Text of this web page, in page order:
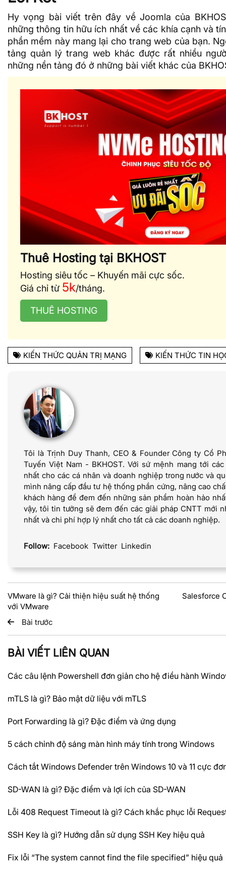
Hy vọng bài viết trên đây về Joomla của
những thông tin hữu ích nhất về các khía cạnh và
phần mềm này mang lại cho trang web của bạn.
tảng quản lý trang web khác được rất nhiều
những nền tảng đó ở những bài viết khác của
Thuê Hosting tại BKHOST
Hosting siêu tốc – Khuyến mãi cực sốc.
Giá chỉ từ 5k/tháng.
THUÊ HOSTING
KIẾN THỨC QUẢN TRỊ MẠNG KIẾN THỨC TIN
Tôi là Trịnh Duy Thanh, CEO & Founder Công ty Cổ
Tuyến Việt Nam - BKHOST. Với sứ mệnh mang tới
nhất cho các cá nhân và doanh nghiệp trong nước và
mình nâng cấp đầu tư hệ thống phần cứng, nâng cao
khách hàng để đem đến những sản phẩm hoàn hảo
vậy, tôi tin tưởng sẽ đem đến các giải pháp CNTT mới
nhất và chi phí hợp lý nhất cho tất cả các doanh nghiệp.
Follow: Facebook Twitter Linkedin
VMware là gì? Cải thiện hiệu suất hệ thống
với VMware
Bài trước
Salesforce
BÀI VIẾT LIÊN QUAN
Các câu lệnh Powershell đơn giản cho hệ điều hành
mTLS là gì? Bảo mật dữ liệu với mTLS
Port Forwarding là gì? Đặc điểm và ứng dụng
5 cách chỉnh độ sáng màn hình máy tính trong Windows
Cách tắt Windows Defender trên Windows 10 và 11 cực
SD-WAN là gì? Đặc điểm và lợi ích của SD-WAN
Lỗi 408 Request Timeout là gì? Cách khắc phục lỗi
SSH Key là gì? Hướng dẫn sử dụng SSH Key hiệu quả
Fix lỗi “The system cannot find the file specified” hiệu quả